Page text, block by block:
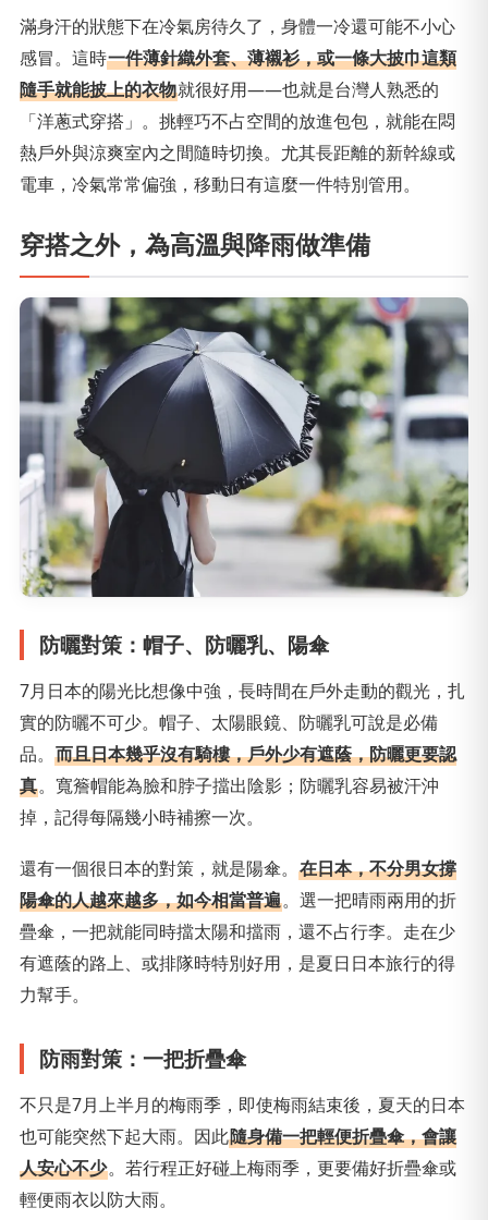
滿身汗的狀態下在冷氣房待久了，身體一冷還可能不小心
感冒。這時一件薄針織外套、薄襯衫，或一條大披巾這類
隨手就能披上的衣物就很好用——也就是台灣人熟悉的
「洋蔥式穿搭」。挑輕巧不占空間的放進包包，就能在悶
熱戶外與涼爽室內之間隨時切換。尤其長距離的新幹線或
電車，冷氣常常偏強，移動日有這麼一件特別管用。
穿搭之外，為高溫與降雨做準備
防曬對策：帽子、防曬乳、陽傘
7月日本的陽光比想像中強，長時間在戶外走動的觀光，扎
實的防曬不可少。帽子、太陽眼鏡、防曬乳可說是必備
品。 而且日本幾乎沒有騎樓，戶外少有遮蔭，防曬更要認
真。寬簷帽能為臉和脖子擋出陰影；防曬乳容易被汗沖
掉，記得每隔幾小時補擦一次。
還有一個很日本的對策，就是陽傘。 在日本，不分男女撐
陽傘的人越來越多，如今相當普遍。選一把晴雨兩用的折
疊傘，一把就能同時擋太陽和擋雨，還不占行李。走在少
有遮蔭的路上、或排隊時特別好用，是夏日日本旅行的得
力幫手。
防雨對策：一把折疊傘
不只是7月上半月的梅雨季，即使梅雨結束後，夏天的日本
也可能突然下起大雨。因此隨身備一把輕便折疊傘，會讓
人安心不少。若行程正好碰上梅雨季，更要備好折疊傘或
輕便雨衣以防大雨。